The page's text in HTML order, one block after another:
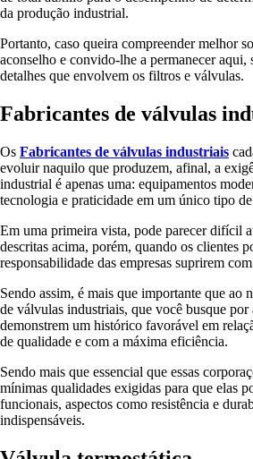
da produção industrial.
Portanto, caso queira compreender melhor
aconselho e convido-lhe a permanecer aqui,
detalhes que envolvem os filtros e válvulas.
Fabricantes de válvulas
Os Fabricantes de válvulas industriais
evoluir naquilo que produzem, afinal, a
industrial é apenas uma: equipamentos
tecnologia e praticidade em um único tipo
Em uma primeira vista, pode parecer difícil
descritas acima, porém, quando os clientes
responsabilidade das empresas suprirem
Sendo assim, é mais que importante que ao
de válvulas industriais, que você busque por
demonstrem um histórico favorável em
de qualidade e com a máxima eficiência.
Sendo mais que essencial que essas
mínimas qualidades exigidas para que elas
funcionais, aspectos como resistência e
indispensáveis.